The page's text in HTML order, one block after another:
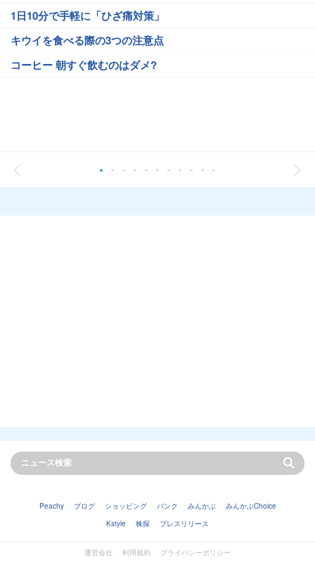
1日10分で手軽に「ひざ痛対策」
キウイを食べる際の3つの注意点
コーヒー 朝すぐ飲むのはダメ?
Peachy ブログ ショッピング バンク みんかぶ
みんかぶChoice
Kstyle
株探 プレスリリース
運営会社 利用規約
プライバシーポリシー